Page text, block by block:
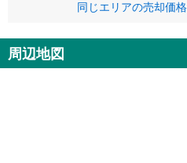
同じエリアの売却価
周辺地図